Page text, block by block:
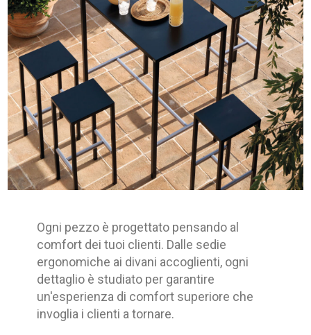
Ogni pezzo è progettato pensando al
comfort dei tuoi clienti. Dalle sedie
ergonomiche ai divani accoglienti, ogni
dettaglio è studiato per garantire
un'esperienza di comfort superiore che
invoglia i clienti a tornare.